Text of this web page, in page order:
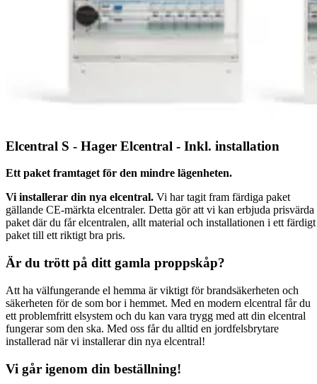
Elcentral S - Hager Elcentral - Inkl. installation
Ett paket framtaget för den mindre lägenheten.
Vi installerar din nya elcentral. Vi har tagit fram färdiga paket
gällande CE-märkta elcentraler. Detta gör att vi kan erbjuda prisvärda
paket där du får elcentralen, allt material och installationen i ett färdigt
paket till ett riktigt bra pris.
Är du trött på ditt gamla proppskåp?
Att ha välfungerande el hemma är viktigt för brandsäkerheten och
säkerheten för de som bor i hemmet. Med en modern elcentral får du
ett problemfritt elsystem och du kan vara trygg med att din elcentral
fungerar som den ska. Med oss får du alltid en jordfelsbrytare
installerad när vi installerar din nya elcentral!
Vi går igenom din beställning!